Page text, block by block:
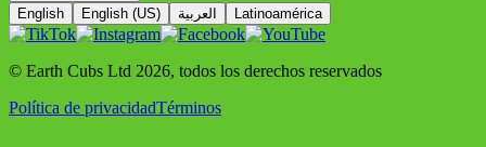
English
English (US) العربية Latinoamérica
© Earth Cubs Ltd 2026, todos los derechos reservados
Política de privacidadTérminos